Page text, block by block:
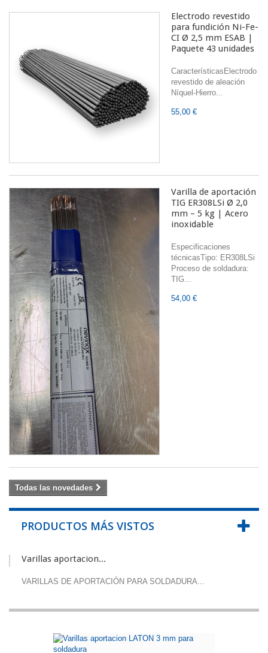
Electrodo revestido
para fundición Ni-Fe-
CI Ø 2,5 mm ESAB |
Paquete 43 unidades
CaracterísticasElectrodo
revestido de aleación
Níquel-Hierro...
55,00 €
Varilla de aportación
TIG ER308LSi Ø 2,0
mm – 5 kg | Acero
inoxidable
Especificaciones
técnicasTipo: ER308LSi
Proceso de soldadura:
TIG...
54,00 €
Todas las novedades
PRODUCTOS MÁS VISTOS
Varillas aportacion...
VARILLAS DE APORTACIÓN PARA SOLDADURA...